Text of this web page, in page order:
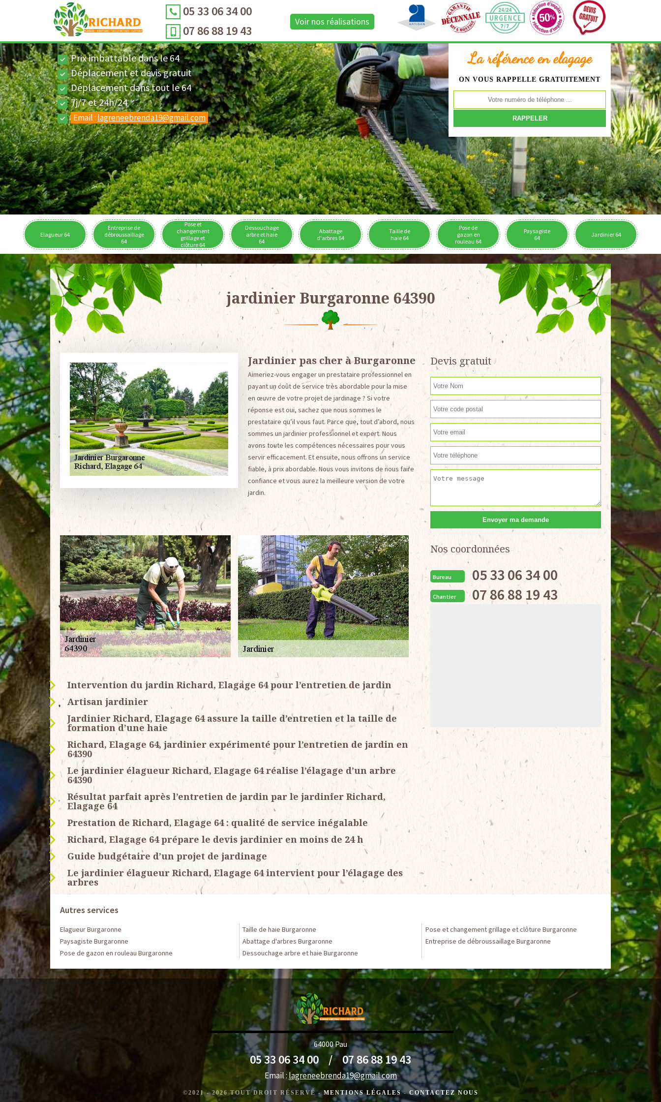
05 33 06 34 00
07 86 88 19 43
Voir nos réalisations
La référence en elagage
ON VOUS RAPPELLE GRATUITEMENT
Prix imbattable dans le 64
Déplacement et devis gratuit
Déplacement dans tout le 64
7j/7 et 24h/24
Email : lagreneebrenda19@gmail.com
Elagueur 64
Entreprise de
débroussaillage
64
Pose et
changement
grillage et
clôture 64
Dessouchage
arbre et haie
64
Abattage
d'arbres 64
Taille de
haie 64
Pose de
gazon en
rouleau 64
Paysagiste
64
Jardinier 64
jardinier Burgaronne 64390
Jardinier pas cher à Burgaronne
Aimeriez-vous engager un prestataire professionnel en
payant un coût de service très abordable pour la mise
en œuvre de votre projet de jardinage ? Si votre
réponse est oui, sachez que nous sommes le
prestataire qu’il vous faut. Parce que, tout d’abord, nous
sommes un jardinier professionnel et expert. Nous
avons toute les compétences nécessaires pour vous
servir efficacement. Et ensuite, nous offrons un service
fiable, à prix abordable. Nous vous invitons de nous faire
confiance et vous aurez la meilleure version de votre
jardin.
Intervention du jardin Richard, Elagage 64 pour l’entretien de jardin
Artisan jardinier
Jardinier Richard, Elagage 64 assure la taille d’entretien et la taille de
formation d’une haie
Richard, Elagage 64, jardinier expérimenté pour l’entretien de jardin en
64390
Le jardinier élagueur Richard, Elagage 64 réalise l’élagage d’un arbre
64390
Résultat parfait après l’entretien de jardin par le jardinier Richard,
Elagage 64
Prestation de Richard, Elagage 64 : qualité de service inégalable
Richard, Elagage 64 prépare le devis jardinier en moins de 24 h
Guide budgétaire d’un projet de jardinage
Le jardinier élagueur Richard, Elagage 64 intervient pour l’élagage des
arbres
Devis gratuit
Nos coordonnées
Bureau 05 33 06 34 00
Chantier 07 86 88 19 43
Autres services
Elagueur Burgaronne
Paysagiste Burgaronne
Pose de gazon en rouleau Burgaronne
Taille de haie Burgaronne
Abattage d'arbres Burgaronne
Dessouchage arbre et haie Burgaronne
Pose et changement grillage et clôture Burgaronne
Entreprise de débroussaillage Burgaronne
64000 Pau
05 33 06 34 00 / 07 86 88 19 43
Email : lagreneebrenda19@gmail.com
©2021 - 2026 TOUT DROIT RÉSERVÉ - MENTIONS LÉGALES-CONTACTEZ NOUS